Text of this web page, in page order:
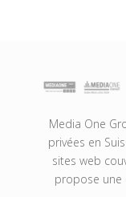
Media One
privées en
sites web
propose une